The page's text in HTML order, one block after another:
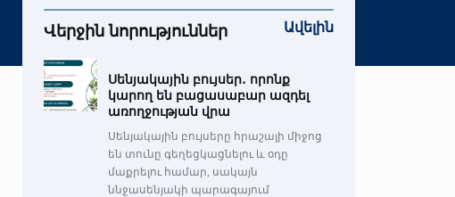
Վերջին նորություններ Ավելին
Սենյակային բույսեր․ որոնք
կարող են բացասաբար ազդել
առողջության վրա
Սենյակային բույսերը հրաշալի միջոց
են տունը գեղեցկացնելու և օդը
մաքրելու համար, սակայն
ննջասենյակի պարագայում